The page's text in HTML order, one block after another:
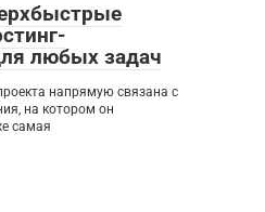
любых задач
напрямую связана с
на котором он
самая